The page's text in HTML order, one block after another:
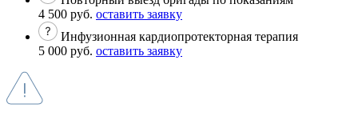
4 500 руб. оставить заявку
Инфузионная кардиопротекторная терапия
5 000 руб. оставить заявку